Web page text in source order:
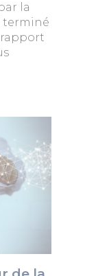
la
terminé